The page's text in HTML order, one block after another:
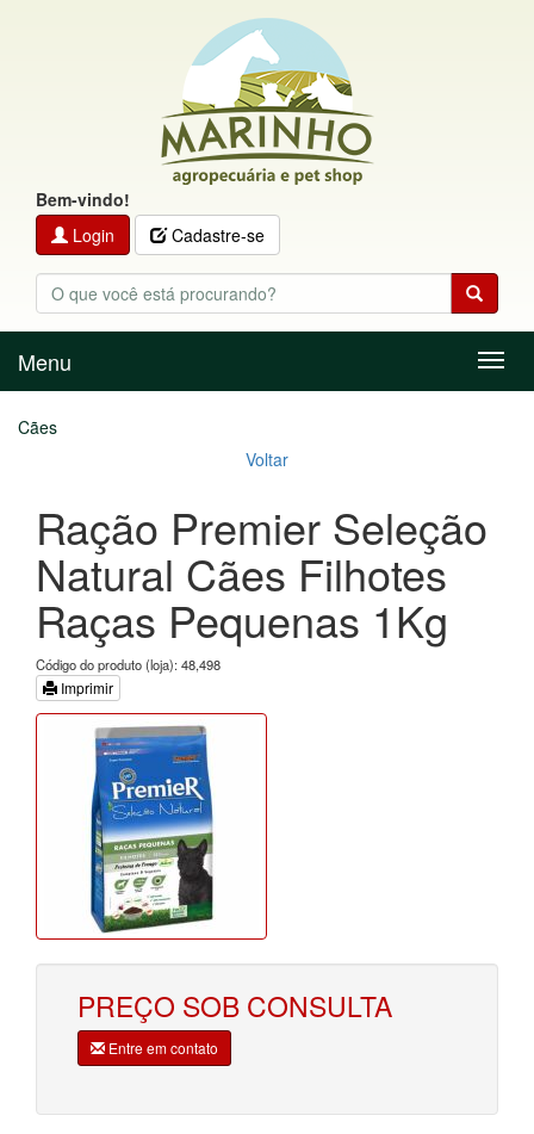
Bem-vindo!
Login
Cadastre-se
Menu
Menu
Cães
Voltar
Ração Premier Seleção
Natural Cães Filhotes
Raças Pequenas 1Kg
Código do produto (loja): 48,498
Imprimir
PREÇO SOB CONSULTA
Entre em contato